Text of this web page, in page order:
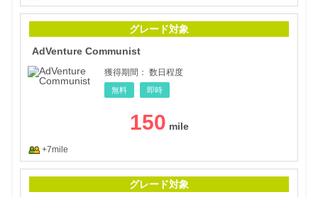
グレード対象
AdVenture Communist
獲得期間： 数日程度
無料 即時
150
+7mile
グレード対象